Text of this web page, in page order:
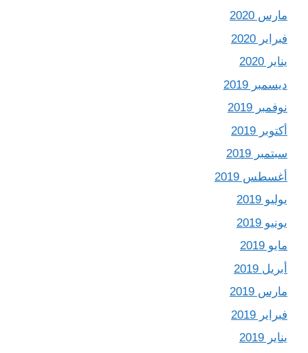
مارس 2020
فبراير 2020
يناير 2020
ديسمبر 2019
نوفمبر 2019
أكتوبر 2019
سبتمبر 2019
أغسطس 2019
يوليو 2019
يونيو 2019
مايو 2019
أبريل 2019
مارس 2019
فبراير 2019
يناير 2019